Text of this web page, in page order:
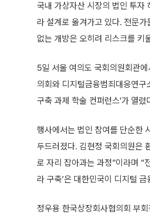
국내 가상자산 시장의 법인 투자
라 설계로 옮겨가고 있다. 전문
없는 개방은 오히려 리스크를 키
5일 서울 여의도 국회의원회관
의회와 디지털금융범죄대응연
구축 과제 학술 컨퍼런스'가 열렸
행사에서는 법인 참여를 단순한
두드러졌다. 김현정 국회의원은
로 자리 잡아과는 과정”이라며 “
라 구축’은 대한민국이 디지털
정우용 한국상장회사협의회 부